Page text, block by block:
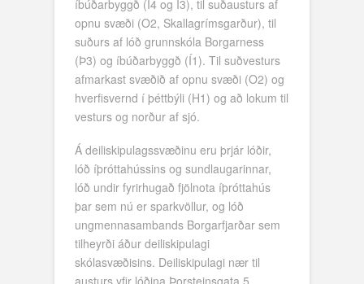
íbúðarbyggð (Í4 og Í3), til suðausturs af
opnu svæði (O2, Skallagrímsgarður), til
suðurs af lóð grunnskóla Borgarness
(Þ3) og íbúðarbyggð (Í1). Til suðvesturs
afmarkast svæðið af opnu svæði (O2) og
hverfisvernd í þéttbýli (H1) og að lokum til
vesturs og norður af sjó.
Á deiliskipulagssvæðinu eru þrjár lóðir,
lóð íþróttahússins og sundlaugarinnar,
lóð undir fyrirhugað fjölnota íþróttahús
þar sem nú er sparkvöllur, og lóð
ungmennasambands Borgarfjarðar sem
tilheyrði áður deiliskipulagi
skólasvæðisins. Deiliskipulagi nær til
austurs yfir lóðina Þorsteinsgata 5.